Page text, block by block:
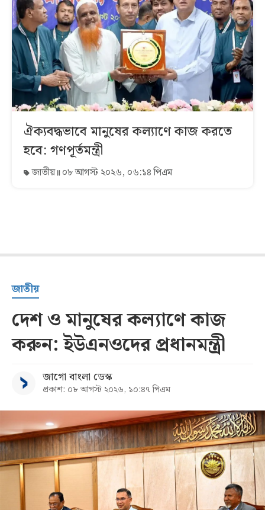
ঐক্যবদ্ধভাবে মানুষের কল্যাণে কাজ করতে
হবে: গণপূর্তমন্ত্রী
জাতীয় ০৮ আগস্ট ২০২৬, ০৬:১৪ পিএম
জাতীয়
দেশ ও মানুষের কল্যাণে কাজ
করুন: ইউএনওদের প্রধানমন্ত্রী
জাগো বাংলা ডেস্ক
প্রকাশ: ০৮ আগস্ট ২০২৬, ১০:৪৭ পিএম